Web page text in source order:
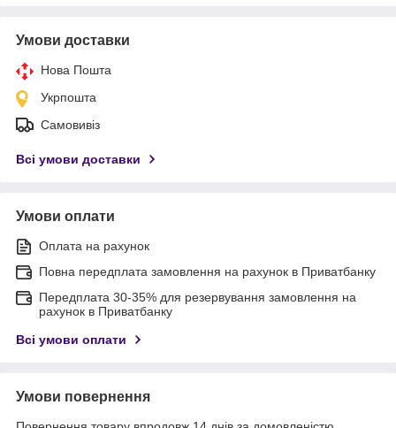
Умови доставки
Нова Пошта
Укрпошта
Самовивіз
Всі умови доставки
Умови оплати
Оплата на рахунок
Повна передплата замовлення на рахунок в Приватбанку
Передплата 30-35% для резервування замовлення на
рахунок в Приватбанку
Всі умови оплати
Умови повернення